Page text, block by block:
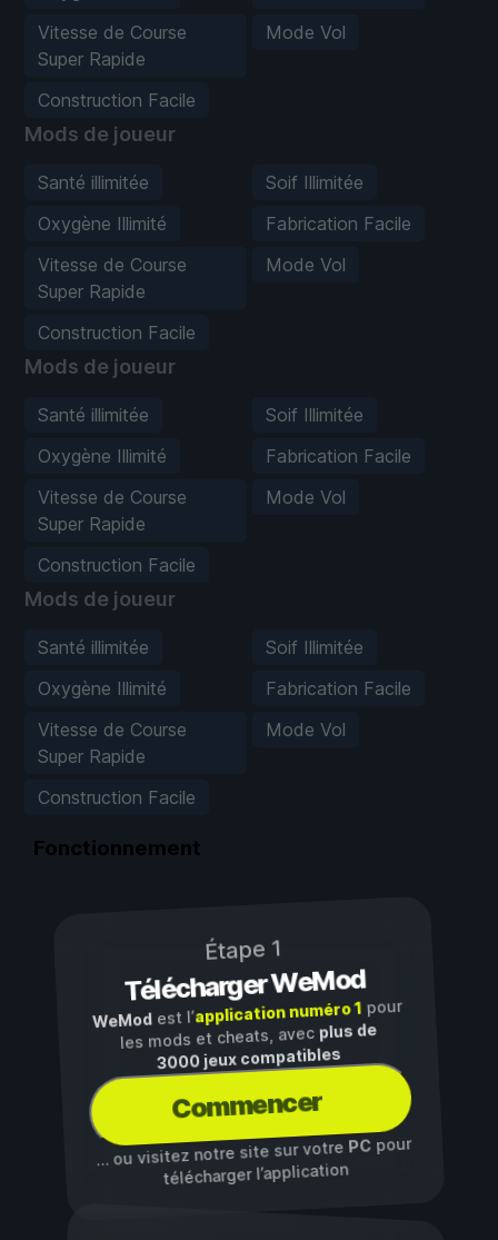
Vitesse de Course
Super Rapide
Mode Vol
Construction Facile
Mods de joueur
Santé illimitée
Soif Illimitée
Oxygène Illimité
Fabrication Facile
Vitesse de Course
Super Rapide
Mode Vol
Construction Facile
Mods de joueur
Santé illimitée
Soif Illimitée
Oxygène Illimité
Fabrication Facile
Vitesse de Course
Super Rapide
Mode Vol
Construction Facile
Mods de joueur
Santé illimitée
Soif Illimitée
Oxygène Illimité
Fabrication Facile
Vitesse de Course
Super Rapide
Mode Vol
Construction Facile
Fonctionnement
Étape 1
Télécharger WeMod
WeModest l’application numéro 1pour
les mods et cheats, avec plus de
3000 jeux compatibles
Commencer
… ou visitez notre site sur votre PCpour
télécharger l’application